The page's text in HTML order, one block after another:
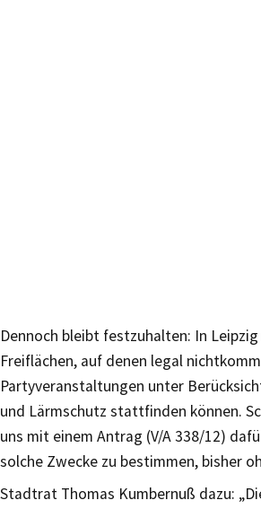
Dennoch bleibt festzuhalten: In
Freiflächen, auf denen legal
Partyveranstaltungen unter
und Lärmschutz stattfinden können.
uns mit einem Antrag (V/A 338/12)
solche Zwecke zu bestimmen, bisher
Stadtrat Thomas Kumbernuß dazu: